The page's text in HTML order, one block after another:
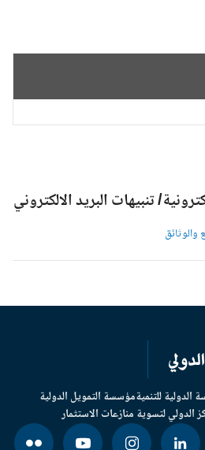
تنبيهات البريد الالكتروني
للتنميةمؤسسة التمويل الدولية
لتسوية منازعات الاستثمار